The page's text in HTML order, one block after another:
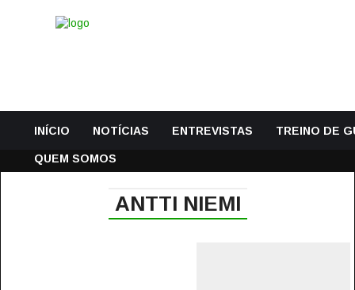
INÍCIO NOTÍCIAS ENTREVISTAS TREINO DE
QUEM SOMOS
ANTTI NIEMI